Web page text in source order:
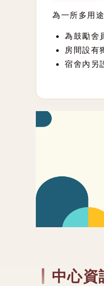
為一所多用
為鼓勵舍
房間設有
宿舍內另
中心資